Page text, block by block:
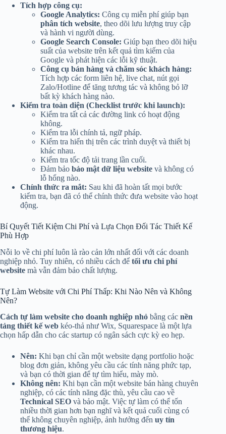
Tích hợp công cụ:
Google Analytics: Công cụ miễn phí giúp bạn
phân tích website, theo dõi lưu lượng truy cập
và hành vi người dùng.
Google Search Console: Giúp bạn theo dõi hiệu
suất của website trên kết quả tìm kiếm của
Google và phát hiện các lỗi kỹ thuật.
Công cụ bán hàng và chăm sóc khách hàng:
Tích hợp các form liên hệ, live chat, nút gọi
Zalo/Hotline để tăng tương tác và không bỏ lỡ
bất kỳ khách hàng nào.
Kiểm tra toàn diện (Checklist trước khi launch):
Kiểm tra tất cả các đường link có hoạt động
không.
Kiểm tra lỗi chính tả, ngữ pháp.
Kiểm tra hiển thị trên các trình duyệt và thiết bị
khác nhau.
Kiểm tra tốc độ tải trang lần cuối.
Đảm bảo bảo mật dữ liệu website và không có
lỗ hổng nào.
Chính thức ra mắt: Sau khi đã hoàn tất mọi bước
kiểm tra, bạn đã có thể chính thức đưa website vào hoạt
động.
Bí Quyết Tiết Kiệm Chi Phí và Lựa Chọn Đối Tác Thiết Kế
Phù Hợp
Nỗi lo về chi phí luôn là rào cản lớn nhất đối với các doanh
nghiệp nhỏ. Tuy nhiên, có nhiều cách để tối ưu chi phí
website mà vẫn đảm bảo chất lượng.
Tự Làm Website với Chi Phí Thấp: Khi Nào Nên và Không
Nên?
Cách tự làm website cho doanh nghiệp nhỏ bằng các nền
tảng thiết kế web kéo-thả như Wix, Squarespace là một lựa
chọn hấp dẫn cho các startup có ngân sách cực kỳ eo hẹp.
Nên: Khi bạn chỉ cần một website dạng portfolio hoặc
blog đơn giản, không yêu cầu các tính năng phức tạp,
và bạn có thời gian để tự tìm hiểu, mày mò.
Không nên: Khi bạn cần một website bán hàng chuyên
nghiệp, có các tính năng đặc thù, yêu cầu cao về
Technical SEO và bảo mật. Việc tự làm có thể tốn
nhiều thời gian hơn bạn nghĩ và kết quả cuối cùng có
thể không chuyên nghiệp, ảnh hưởng đến uy tín
thương hiệu.